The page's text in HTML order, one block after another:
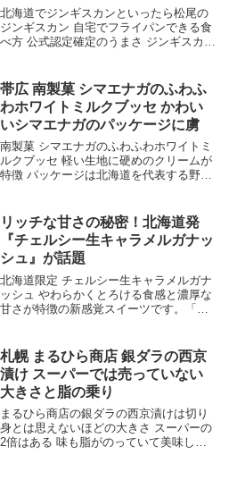
北海道でジンギスカンといったら松尾の
ジンギスカン 自宅でフライパンできる食
べ方 公式認定確定のうまさ ジンギスカン
て プライパンでの絶品調理法を紹介
帯広 南製菓 シマエナガのふわふ
わホワイトミルクブッセ かわい
いシマエナガのパッケージに虜
南製菓 シマエナガのふわふわホワイトミ
ルクブッセ 軽い生地に硬めのクリームが
特徴 パッケージは北海道を代表する野鳥
ら即購入を
リッチな甘さの秘密！北海道発
『チェルシー生キャラメルガナッ
シュ』が話題
北海道限定 チェルシー生キャラメルガナ
ッシュ やわらかくとろける食感と濃厚な
甘さが特徴の新感覚スイーツです。「チ
く、特別な技術を用いて開発されまし
た。商品は「北海道生食感チェルシー」
とも称され、キャラメルとチョコレート
を上手に組み合わせたガナッシュ仕上げ
札幌 まるひら商店 銀ダラの西京
漬け スーパーでは売っていない
大きさと脂の乗り
まるひら商店の銀ダラの西京漬けは切り
身とは思えないほどの大きさ スーパーの
2倍はある 味も脂がのっていて美味しい